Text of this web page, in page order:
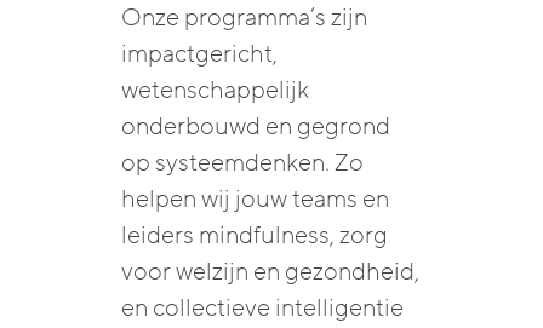
Onze programma’s zijn
impactgericht,
wetenschappelijk
onderbouwd en gegrond
op systeemdenken. Zo
helpen wij jouw teams en
leiders mindfulness, zorg
voor welzijn en gezondheid,
en collectieve intelligentie